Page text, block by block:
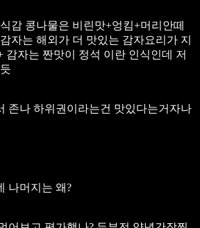
감 콩나물은 비린맛+엉킴+머리안떼
감자는 해외가 더 맛있는 감자요리가 지
감자는 짠맛이 정석 이란 인식인데 저
존나 하위권이라는건 맛있다는거자나
나머지는 왜?